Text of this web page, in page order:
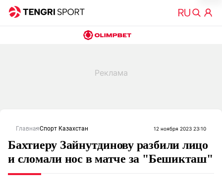
ГлавнаяСпорт Казахстан 12 ноября 2023 23:10
Бахтиеру Зайнутдинову разбили лицо
и сломали нос в матче за "Бешикташ"